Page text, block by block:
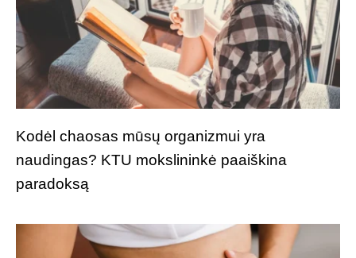
Kodėl chaosas mūsų organizmui yra
naudingas? KTU mokslininkė paaiškina
paradoksą